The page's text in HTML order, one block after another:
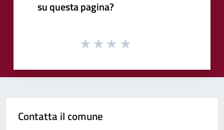
su questa pagina?
Contatta il comune